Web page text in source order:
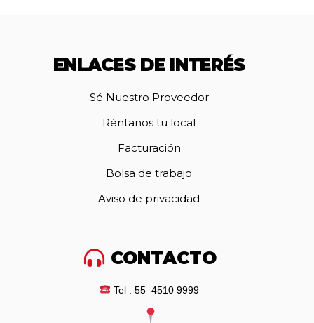
ENLACES DE INTERÉS
Sé Nuestro Proveedor
Réntanos tu local
Facturación
Bolsa de trabajo
Aviso de privacidad
CONTACTO
Tel : 55 4510 9999